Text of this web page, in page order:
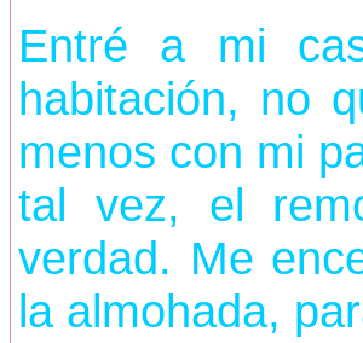
Entré a mi
habitación, no
menos con mi
tal vez, el
verdad. Me
la almohada,